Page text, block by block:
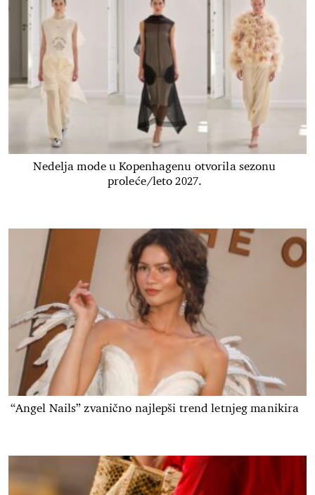
Nedelja mode u Kopenhagenu otvorila sezonu
proleće/leto 2027.
“Angel Nails” zvanično najlepši trend letnjeg manikira